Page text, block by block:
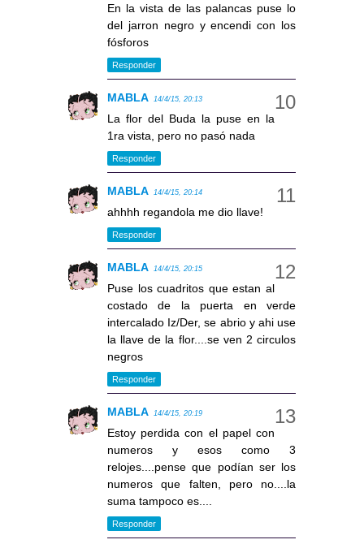
En la vista de las palancas puse lo
del jarron negro y encendi con los
fósforos
Responder
MABLA 14/4/15, 20:13
La flor del Buda la puse en la
1ra vista, pero no pasó nada
Responder
MABLA 14/4/15, 20:14
ahhhh regandola me dio llave!
Responder
MABLA 14/4/15, 20:15
Puse los cuadritos que estan al
costado de la puerta en verde
intercalado Iz/Der, se abrio y ahi use
la llave de la flor....se ven 2 circulos
negros
Responder
MABLA 14/4/15, 20:19
Estoy perdida con el papel con
numeros y esos como 3
relojes....pense que podían ser los
numeros que falten, pero no....la
suma tampoco es....
Responder